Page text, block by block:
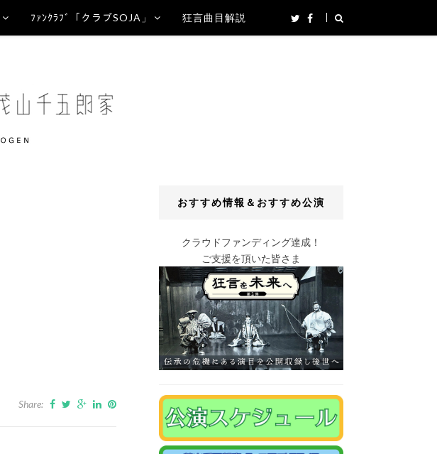
ﾌｧﾝｸﾗﾌﾞ「クラブSOJA」 狂言曲目解説
Share:
おすすめ情報＆おすすめ公演
クラウドファンディング達成！
ご支援を頂いた皆さま